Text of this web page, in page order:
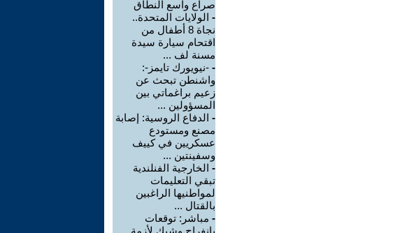
صراع واسع النطاق
- الولايات المتحدة..
نجاة 8 أطفال من
اقتحام سيارة سيدة
مسنة لف ...
- -نيويورك تايمز-:
واشنطن تبحث عن
زعيم براغماتي بين
المسؤولين ...
- الدفاع الروسية: إصابة
مصنع ومستودع
عسكريين في كييف
وسفينتين ...
- الخارجية الفنلندية
تبقي التعليمات
لمواطنيها الراغبين
بالقتال ...
- مباشر: توقعات
بانفراج وشيك لأزمة